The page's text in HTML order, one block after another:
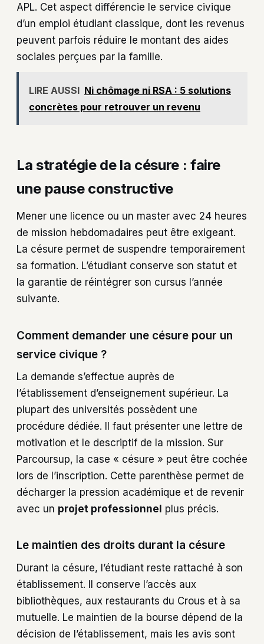
APL. Cet aspect différencie le service civique
d’un emploi étudiant classique, dont les revenus
peuvent parfois réduire le montant des aides
sociales perçues par la famille.
LIRE AUSSI Ni chômage ni RSA : 5 solutions
concrètes pour retrouver un revenu
La stratégie de la césure : faire
une pause constructive
Mener une licence ou un master avec 24 heures
de mission hebdomadaires peut être exigeant.
La césure permet de suspendre temporairement
sa formation. L’étudiant conserve son statut et
la garantie de réintégrer son cursus l’année
suivante.
Comment demander une césure pour un
service civique ?
La demande s’effectue auprès de
l’établissement d’enseignement supérieur. La
plupart des universités possèdent une
procédure dédiée. Il faut présenter une lettre de
motivation et le descriptif de la mission. Sur
Parcoursup, la case « césure » peut être cochée
lors de l’inscription. Cette parenthèse permet de
décharger la pression académique et de revenir
avec un projet professionnel plus précis.
Le maintien des droits durant la césure
Durant la césure, l’étudiant reste rattaché à son
établissement. Il conserve l’accès aux
bibliothèques, aux restaurants du Crous et à sa
mutuelle. Le maintien de la bourse dépend de la
décision de l’établissement, mais les avis sont